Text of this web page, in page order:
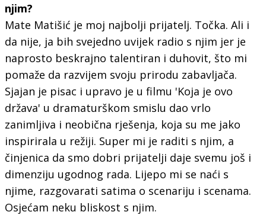
njim?
Mate Matišić je moj najbolji prijatelj. Točka. Ali i
da nije, ja bih svejedno uvijek radio s njim jer je
naprosto beskrajno talentiran i duhovit, što mi
pomaže da razvijem svoju prirodu zabavljača.
Sjajan je pisac i upravo je u filmu 'Koja je ovo
država' u dramaturškom smislu dao vrlo
zanimljiva i neobična rješenja, koja su me jako
inspirirala u režiji. Super mi je raditi s njim, a
činjenica da smo dobri prijatelji daje svemu još i
dimenziju ugodnog rada. Lijepo mi se naći s
njime, razgovarati satima o scenariju i scenama.
Osjećam neku bliskost s njim.